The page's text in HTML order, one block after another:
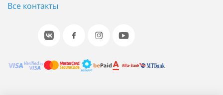
Все контакты